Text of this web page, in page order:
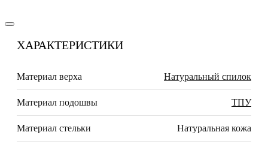
ХАРАКТЕРИСТИКИ
Материал верха Натуральный спилок
Материал подошвы ТПУ
Материал стельки Натуральная кожа